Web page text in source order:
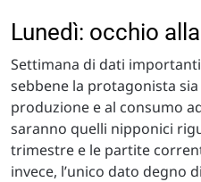
Lunedì: occhio
Settimana di dati
sebbene la protagonista
produzione e al consumo
saranno quelli nipponici
trimestre e le partite
invece, l’unico dato degno